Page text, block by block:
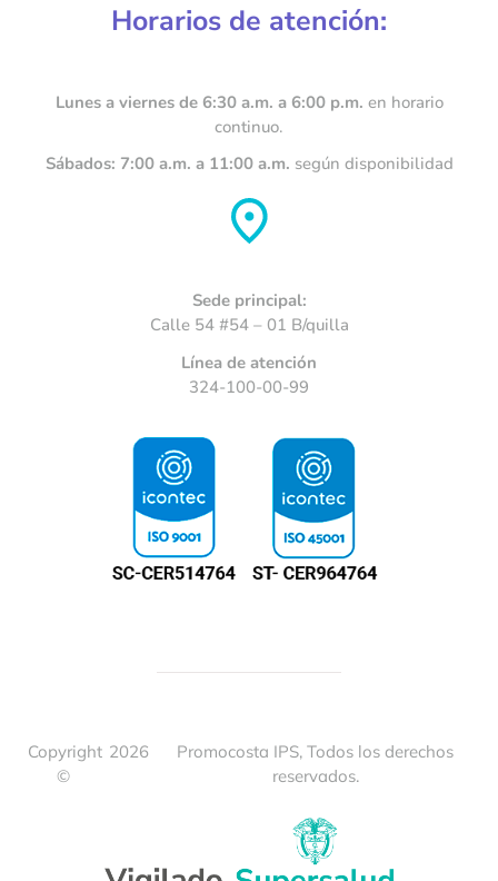
Horarios de atención:
Lunes a viernes de 6:30 a.m. a 6:00 p.m. en horario
continuo.
Sábados: 7:00 a.m. a 11:00 a.m. según disponibilidad
Sede principal:
Calle 54 #54 – 01 B/quilla
Línea de atención
324-100-00-99
Copyright
©
2026
Promocosta IPS, Todos los derechos
reservados.